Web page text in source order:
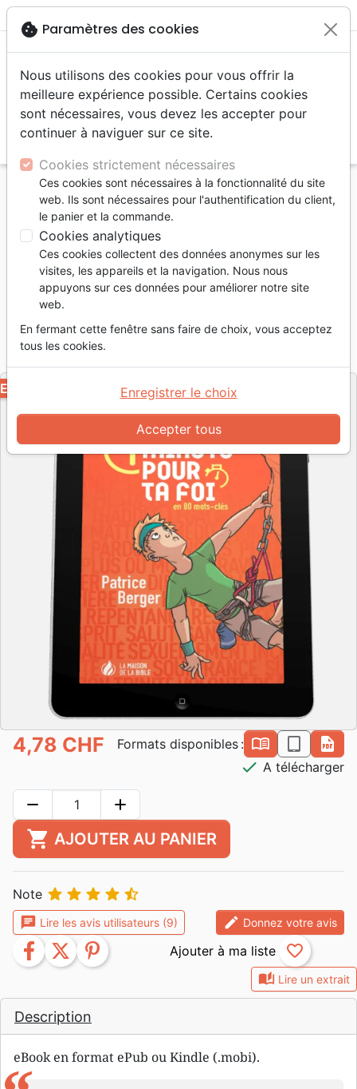
menu
Accueil Livres Enfants
Adolescents, Jeunes
12 à 15 ans
Vie chrétienne
1 minute pour ta foi - en 80 mots-clés - ebook
1 minute pour ta foi
en 80 mots-clés - ebook
Auteur :
RéférenceMB3531-EPUB EAN 9782826000068
La Maison de la Bible
auto_stories Lire un extrait
Description
eBook en format ePub ou Kindle (.mobi).
EPUB
4,78 CHF Formats disponibles : book_open epub
pdf
check A télécharger
remove add
shopping_cart AJOUTER AU PANIER
Note     
chat Lire les avis utilisateurs (9) edit Donnez votre avis
facebook twitter pinterest favorite_border
cookie Paramètres des cookies
Nous utilisons des cookies pour vous offrir la
meilleure expérience possible. Certains cookies
sont nécessaires, vous devez les accepter pour
continuer à naviguer sur ce site.
Cookies strictement nécessaires
Ces cookies sont nécessaires à la fonctionnalité du site
web. Ils sont nécessaires pour l'authentification du client,
le panier et la commande.
Cookies analytiques
Ces cookies collectent des données anonymes sur les
visites, les appareils et la navigation. Nous nous
appuyons sur ces données pour améliorer notre site
web.
En fermant cette fenêtre sans faire de choix, vous acceptez
tous les cookies.
Accepter tous
Enregistrer le choix